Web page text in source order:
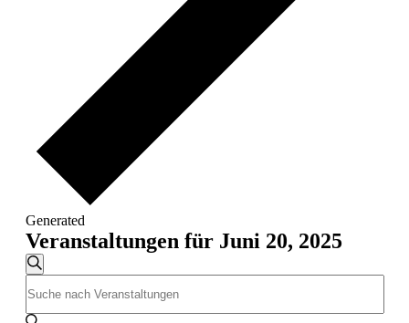
Generated
Veranstaltungen für Juni 20, 2025
Veranstaltungen
Suche
und
Suche
Schlüsselwort
eingeben.